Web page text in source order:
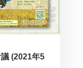
(2021年5